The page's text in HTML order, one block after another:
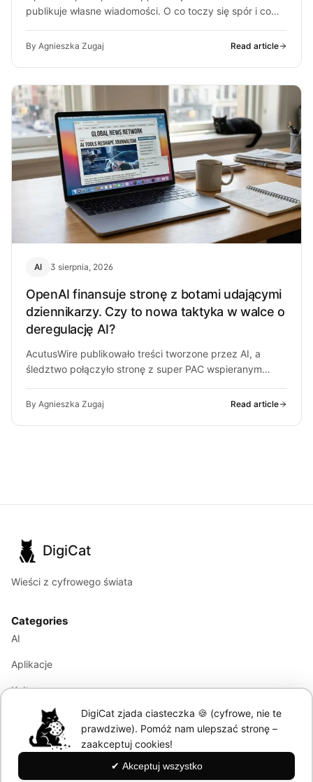
publikuje własne wiadomości. O co toczy się spór i co
By Agnieszka Zugaj Read article
AI 3 sierpnia, 2026
OpenAI finansuje stronę z botami udającymi
dziennikarzy. Czy to nowa taktyka w walce o
deregulację AI?
AcutusWire publikowało treści tworzone przez AI, a
śledztwo połączyło stronę z super PAC wspieranym
By Agnieszka Zugaj Read article
DigiCat
Wieści z cyfrowego świata
Categories
AI
Aplikacje
Kultura
Marketing
Modele językowe
DigiCat zjada ciasteczka 🍪 (cyfrowe, nie te
prawdziwe). Pomóż nam ulepszać stronę –
zaakceptuj cookies!
✔ Akceptuj wszystko